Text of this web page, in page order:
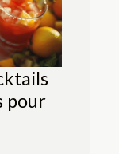
pour